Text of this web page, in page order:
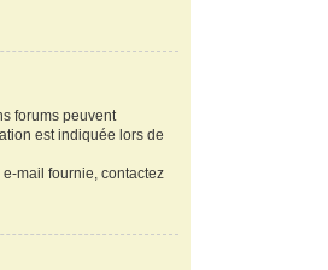
forums peuvent
est indiquée lors de
e-mail fournie, contactez